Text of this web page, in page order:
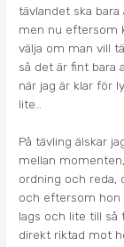
tävlandet ska
men nu eftersom
välja om man vill
så det är fint bara
när jag är klar för
lite…
På tävling älskar
mellan
ordning och reda,
och eftersom hon
lags och lite till så
direkt riktad mot